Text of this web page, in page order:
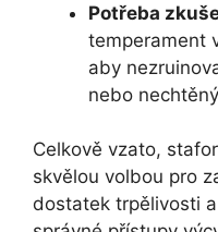
Potřeba
temperament
aby
nebo
Celkově vzato,
skvělou volbou pro
dostatek trpělivosti